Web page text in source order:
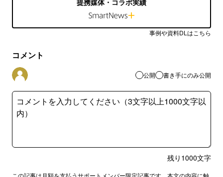
提携媒体・コラボ実績
事例や資料DLはこちら
コメント
公開 書き手にのみ公開
残り 1000文字
この記事は月額を支払うサポートメンバー限定記事です。本文の内容に触